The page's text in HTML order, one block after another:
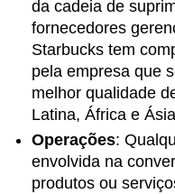
da cadeia de
fornecedores
Starbucks tem
pela empresa que
melhor qualidade
Latina, África e
Operações:
envolvida na
produtos ou